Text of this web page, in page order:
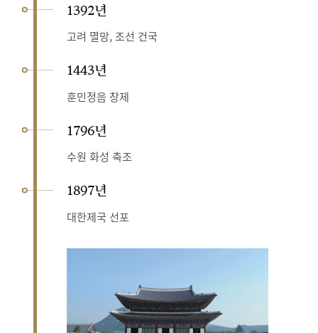
1392년
고려 멸망, 조선 건국
1443년
훈민정음 창제
1796년
수원 화성 축조
1897년
대한제국 선포